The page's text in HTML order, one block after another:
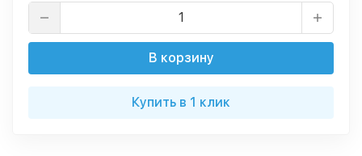
В корзину
Купить в 1 клик